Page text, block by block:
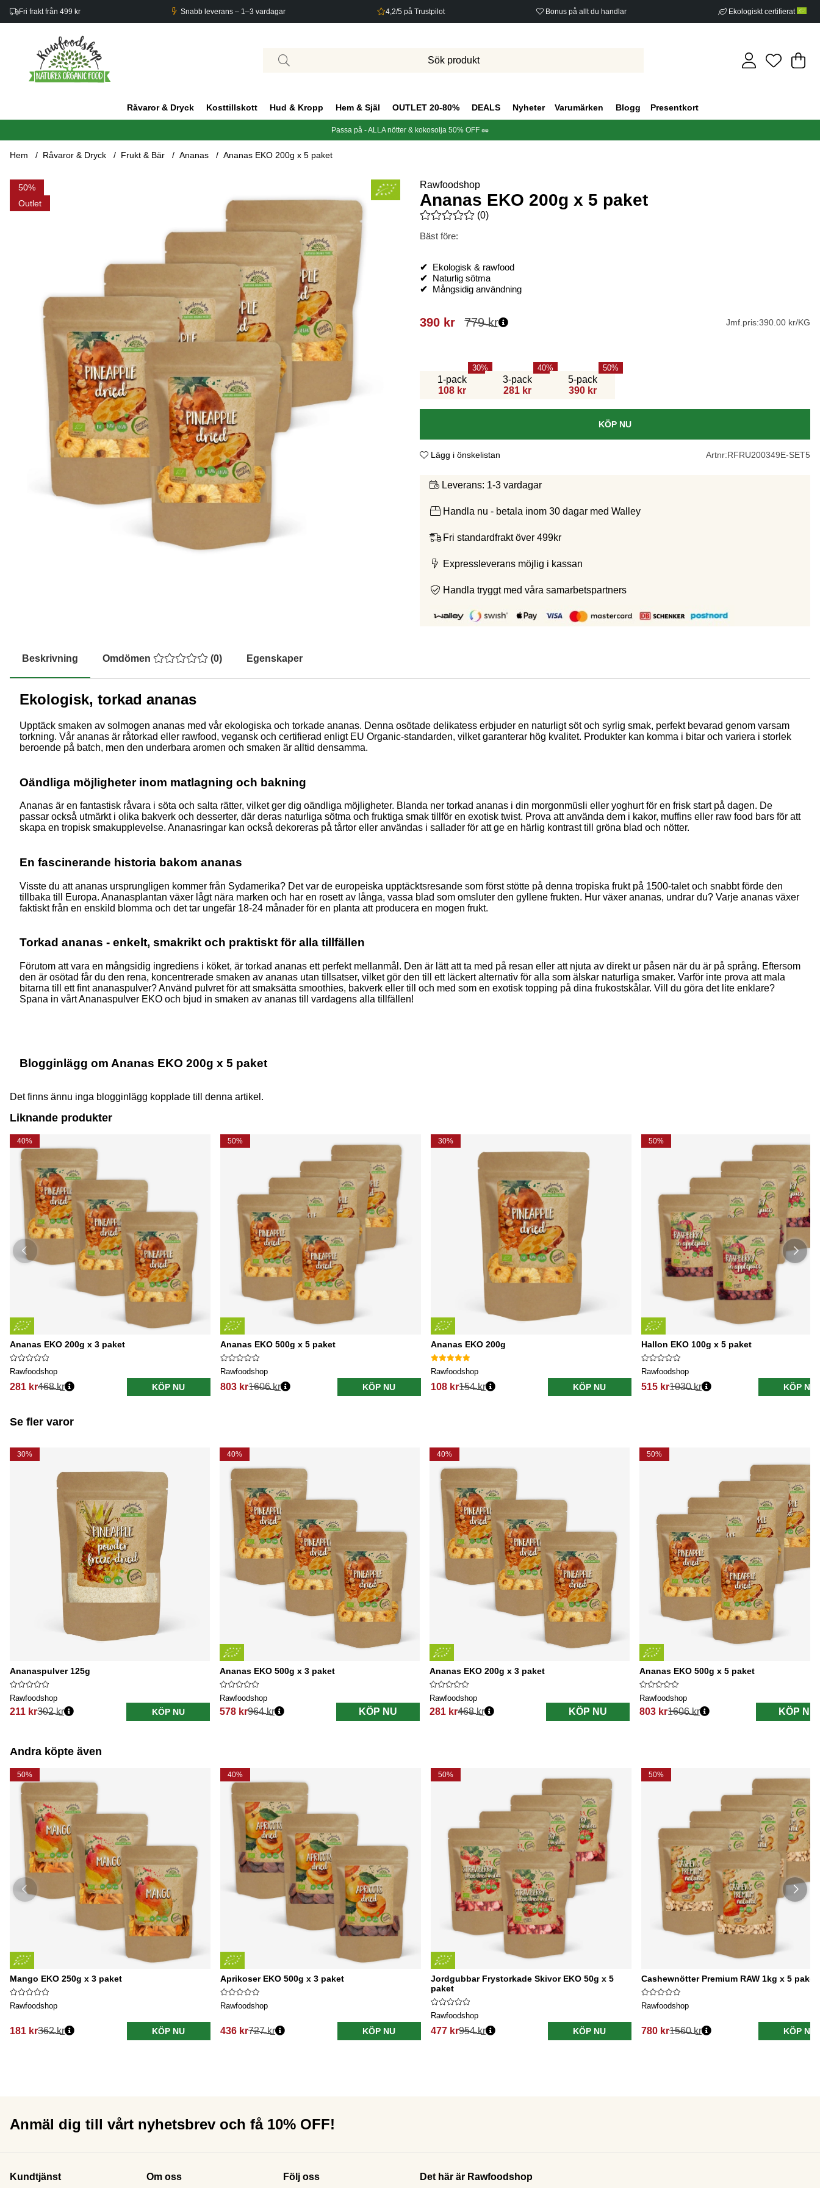
Fri frakt från 499 kr Snabb leverans – 1–3 vardagar 4,2/5 på Trustpilot Bonus på allt du handlar Ekologiskt certifierat
.
Råvaror & Dryck Kosttillskott Hud & Kropp Hem & Själ OUTLET 20-80% DEALS Nyheter Varumärken Blogg Presentkort
Passa på - ALLA nötter & kokosolja 50% OFF 🥜
Hem Råvaror & Dryck Frukt & Bär Ananas Ananas EKO 200g x 5 paket
50
Outlet
Produktbilder Ananas EKO 200g x 5 paket Rawfoodshop
Ananas EKO 200g x 5 paket
Medelbetyg 0 av 5 Antal betyg 0
(0)
Bäst före:
✔
Ekologisk & rawfood
✔
Naturlig sötma
✔
Mångsidig användning
779kr
390 kr Jmf.pris:390.00 kr/KG
1-pack
108 kr
30
3-pack
281 kr
40
5-pack
390 kr
50
KÖP NU
Lägg i önskelistan Artnr:RFRU200349E-SET5
Leverans: 1-3 vardagar
Handla nu - betala inom 30 dagar med Walley
Fri standardfrakt över 499kr
Expressleverans möjlig i kassan
Handla tryggt med våra samarbetspartners
Beskrivning Omdömen (0) Egenskaper
Ekologisk, torkad ananas
Upptäck smaken av solmogen ananas med vår ekologiska och torkade ananas. Denna osötade delikatess erbjuder en naturligt söt och syrlig smak, perfekt bevarad genom varsam
torkning. Vår ananas är råtorkad eller rawfood, vegansk och certifierad enligt EU Organic-standarden, vilket garanterar hög kvalitet. Produkter kan komma i bitar och variera i storlek
beroende på batch, men den underbara aromen och smaken är alltid densamma.
Oändliga möjligheter inom matlagning och bakning
Ananas är en fantastisk råvara i söta och salta rätter, vilket ger dig oändliga möjligheter. Blanda ner torkad ananas i din morgonmüsli eller yoghurt för en frisk start på dagen. De
passar också utmärkt i olika bakverk och desserter, där deras naturliga sötma och fruktiga smak tillför en exotisk twist. Prova att använda dem i kakor, muffins eller raw food bars för att
skapa en tropisk smakupplevelse. Ananasringar kan också dekoreras på tårtor eller användas i sallader för att ge en härlig kontrast till gröna blad och nötter.
En fascinerande historia bakom ananas
Visste du att ananas ursprungligen kommer från Sydamerika? Det var de europeiska upptäcktsresande som först stötte på denna tropiska frukt på 1500-talet och snabbt förde den
tillbaka till Europa. Ananasplantan växer lågt nära marken och har en rosett av långa, vassa blad som omsluter den gyllene frukten. Hur växer ananas, undrar du? Varje ananas växer
faktiskt från en enskild blomma och det tar ungefär 18-24 månader för en planta att producera en mogen frukt.
Torkad ananas - enkelt, smakrikt och praktiskt för alla tillfällen
Förutom att vara en mångsidig ingrediens i köket, är torkad ananas ett perfekt mellanmål. Den är lätt att ta med på resan eller att njuta av direkt ur påsen när du är på språng. Eftersom
den är osötad får du den rena, koncentrerade smaken av ananas utan tillsatser, vilket gör den till ett läckert alternativ för alla som älskar naturliga smaker. Varför inte prova att mala
bitarna till ett fint ananaspulver? Använd pulvret för att smaksätta smoothies, bakverk eller till och med som en exotisk topping på dina frukostskålar. Vill du göra det lite enklare?
Spana in vårt Ananaspulver EKO och bjud in smaken av ananas till vardagens alla tillfällen!
Blogginlägg om Ananas EKO 200g x 5 paket
Det finns ännu inga blogginlägg kopplade till denna artikel.
Liknande produkter
40%
Ananas EKO 200g x 3 paket
Rawfoodshop
281 kr468 kr KÖP NU
50%
Ananas EKO 500g x 5 paket
Rawfoodshop
803 kr1606 kr KÖP NU
30%
Ananas EKO 200g
Rawfoodshop
108 kr154 kr KÖP NU
50%
Hallon EKO 100g x 5 paket
Rawfoodshop
515 kr1030 kr KÖP NU
Se fler varor
30%
Ananaspulver 125g
Rawfoodshop
211 kr
Ordinarie pris:
302 kr KÖP NU
40%
Ananas EKO 500g x 3 paket
Rawfoodshop
578 kr
Ordinarie pris:
964 kr KÖP NU
40%
Ananas EKO 200g x 3 paket
Rawfoodshop
281 kr
Ordinarie pris:
468 kr KÖP NU
50%
Ananas EKO 500g x 5 paket
Rawfoodshop
803 kr
Ordinarie pris:
1606 kr KÖP NU
Andra köpte även
50%
Mango EKO 250g x 3 paket
Rawfoodshop
181 kr362 kr KÖP NU
40%
Aprikoser EKO 500g x 3 paket
Rawfoodshop
436 kr727 kr KÖP NU
50%
Jordgubbar Frystorkade Skivor EKO 50g x 5
paket
Rawfoodshop
477 kr954 kr KÖP NU
50%
Cashewnötter Premium RAW 1kg x 5 paket
Rawfoodshop
780 kr1560 kr KÖP NU
Anmäl dig till vårt nyhetsbrev och få 10% OFF!
Kundtjänst Om oss Följ oss Det här är Rawfoodshop